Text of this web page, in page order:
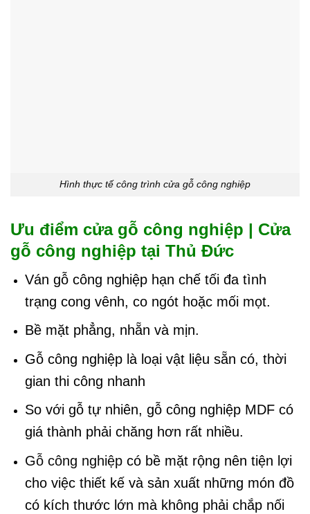
Hình thực tế công trình cửa gỗ công nghiệp
Ưu điểm cửa gỗ công nghiệp | Cửa
gỗ công nghiệp tại Thủ Đức
Ván gỗ công nghiệp hạn chế tối đa tình
trạng cong vênh, co ngót hoặc mối mọt.
Bề mặt phẳng, nhẵn và mịn.
Gỗ công nghiệp là loại vật liệu sẵn có, thời
gian thi công nhanh
So với gỗ tự nhiên, gỗ công nghiệp MDF có
giá thành phải chăng hơn rất nhiều.
Gỗ công nghiệpcó bề mặt rộng nên tiện lợi
cho việc thiết kế và sản xuất những món đồ
có kích thước lớn mà không phải chắp nối